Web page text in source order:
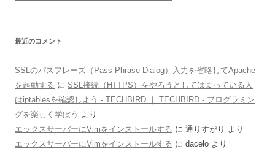
最近のコメント
SSLのパスフレーズ（Pass Phrase Dialog）入力を省略してApache
を起動する に SSL接続（HTTPS）をやろうとしてはまっている人
はiptablesを確認しよう - TECHBIRD ｜ TECHBIRD - プログラミン
グを楽しく学ぼう より
エックスサーバーにVimをインストールする に 通りすがり より
エックスサーバーにVimをインストールする に dacelo より